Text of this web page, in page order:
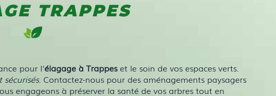
TRAPPES
pour l'élagage à Trappeset le soin de vos espaces verts.
sécurisés. Contactez-nous pour des aménagements paysagers
engageons à préserver la santé de vos arbres tout en